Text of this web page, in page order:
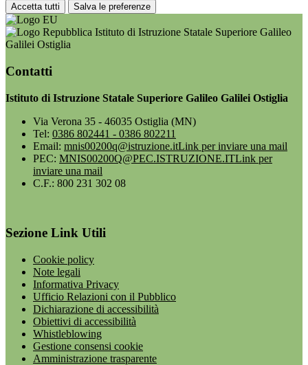
Accetta tutti Salva le preferenze
Istituto di Istruzione Statale Superiore Galileo
Galilei Ostiglia
Contatti
Istituto di Istruzione Statale Superiore Galileo Galilei Ostiglia
Via Verona 35 - 46035 Ostiglia (MN)
Tel: 0386 802441 - 0386 802211
Email: mnis00200q@istruzione.itLink per inviare una mail
PEC: MNIS00200Q@PEC.ISTRUZIONE.ITLink per
inviare una mail
C.F.: 800 231 302 08
Sezione Link Utili
Cookie policy
Note legali
Informativa Privacy
Ufficio Relazioni con il Pubblico
Dichiarazione di accessibilità
Obiettivi di accessibilità
Whistleblowing
Gestione consensi cookie
Amministrazione trasparente